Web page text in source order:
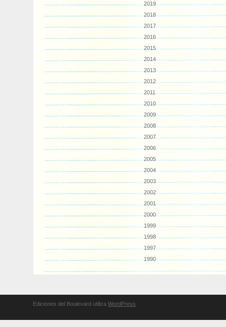
2019
2018
2017
2016
2015
2014
2013
2012
2011
2010
2009
2008
2007
2006
2005
2004
2003
2002
2001
2000
1999
1998
1997
1990
Ediciones del Boulevard utiliza WordPress